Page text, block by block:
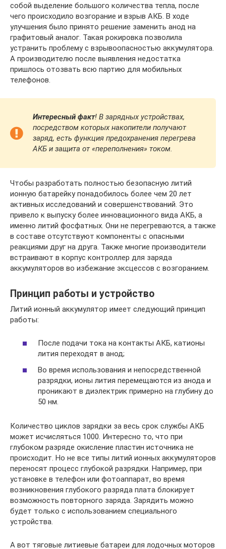
собой выделение большого количества тепла, после
чего происходило возгорание и взрыв АКБ. В ходе
улучшения было принято решение заменить анод на
графитовый аналог. Такая рокировка позволила
устранить проблему с взрывоопасностью аккумулятора.
А производителю после выявления недостатка
пришлось отозвать всю партию для мобильных
телефонов.
Интересный факт! В зарядных устройствах,
посредством которых накопители получают
заряд, есть функция предохранения перегрева
АКБ и защита от «переполнения» током.
Чтобы разработать полностью безопасную литий
ионную батарейку понадобилось более чем 20 лет
активных исследований и совершенствований. Это
привело к выпуску более инновационного вида АКБ, а
именно литий фосфатных. Они не перегреваются, а также
в составе отсутствуют компоненты с опасными
реакциями друг на друга. Также многие производители
встраивают в корпус контроллер для заряда
аккумуляторов во избежание эксцессов с возгоранием.
Принцип работы и устройство
Литий ионный аккумулятор имеет следующий принцип
работы:
После подачи тока на контакты АКБ, катионы
лития переходят в анод;
Во время использования и непосредственной
разрядки, ионы лития перемещаются из анода и
проникают в диэлектрик примерно на глубину до
50 нм.
Количество циклов зарядки за весь срок службы АКБ
может исчисляться 1000. Интересно то, что при
глубоком разряде окисление пластин источника не
происходит. Но не все типы литий ионных аккумуляторов
переносят процесс глубокой разрядки. Например, при
установке в телефон или фотоаппарат, во время
возникновения глубокого разряда плата блокирует
возможность повторного заряда. Зарядить можно
будет только с использованием специального
устройства.
А вот тяговые литиевые батареи для лодочных моторов